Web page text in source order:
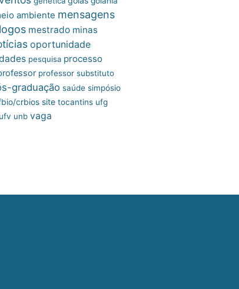
ambiente mensagens
mestrado minas
oportunidade
pesquisa processo
professor substituto
graduação saúde simpósio
crbios site tocantins ufg
ufv unb vaga